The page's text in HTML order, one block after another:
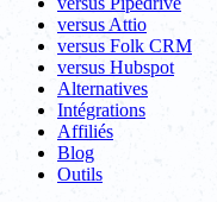
versus Attio
versus Folk CRM
versus Hubspot
Alternatives
Intégrations
Affiliés
Blog
Outils